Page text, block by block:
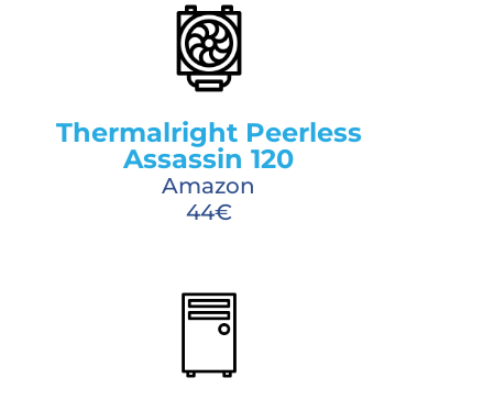
Thermalright Peerless
Assassin 120
Amazon
44€